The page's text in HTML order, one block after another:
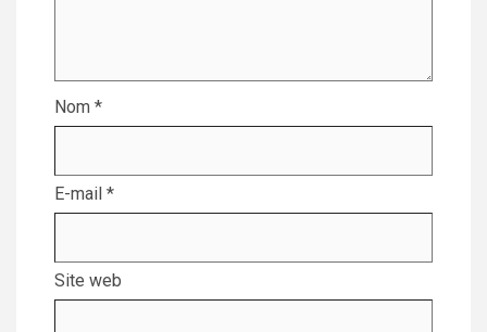
Nom *
E-mail *
Site web